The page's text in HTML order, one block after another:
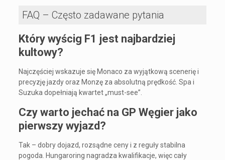
FAQ – Często zadawane pytania
Który wyścig F1 jest najbardziej
kultowy?
Najczęściej wskazuje się Monaco za wyjątkową scenerię i
precyzję jazdy oraz Monzę za absolutną prędkość. Spa i
Suzuka dopełniają kwartet „must-see”.
Czy warto jechać na GP Węgier jako
pierwszy wyjazd?
Tak – dobry dojazd, rozsądne ceny i z reguły stabilna
pogoda. Hungaroring nagradza kwalifikacje, więc cały